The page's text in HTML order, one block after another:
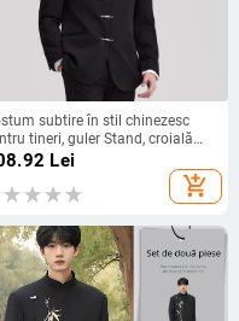
subtire în stil chinezesc
tineri, guler Stand, croială
deschidere din față cu trei
poliester, stil business
Lei
add_shopping_cart